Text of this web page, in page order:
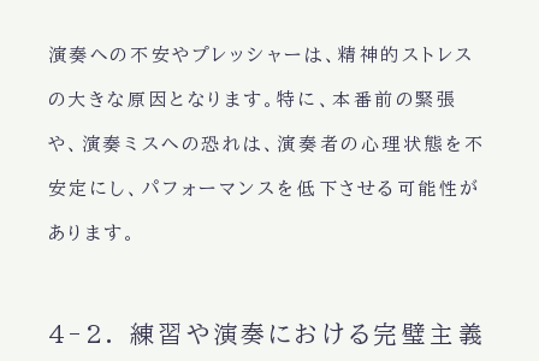
演奏への不安やプレッシャーは、精神的ストレス
の大きな原因となります。特に、本番前の緊張
や、演奏ミスへの恐れは、演奏者の心理状態を不
安定にし、パフォーマンスを低下させる可能性が
あります。
4-2. 練習や演奏における完璧主義